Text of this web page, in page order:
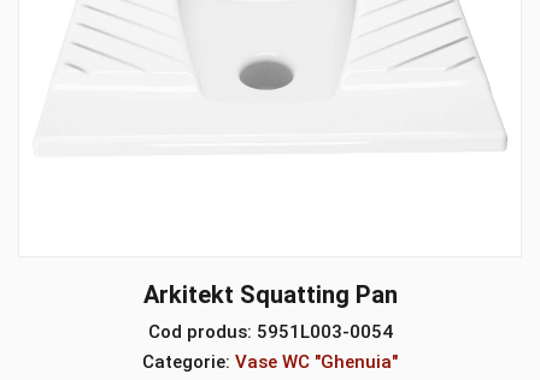
Arkitekt Squatting Pan
Cod produs: 5951L003-0054
Categorie: Vase WC "Ghenuia"